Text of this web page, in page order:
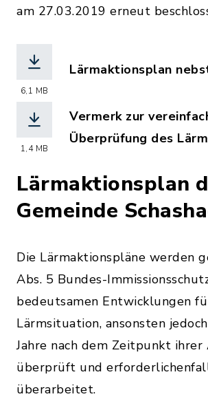
am 27.03.2019 erneut
6,1 MB
Lärmaktionsplan
1,4 MB
Vermerk zur
Überprüfung des
Lärmaktionsplan
Gemeinde
Die Lärmaktionspläne werden
Abs. 5 Bundes-
bedeutsamen Entwicklungen
Lärmsituation, ansonsten
Jahre nach dem Zeitpunkt
überprüft und
überarbeitet.